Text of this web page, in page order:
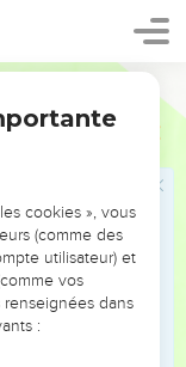
bois pointues
les cordages de la
Barak s'était
l'action de Jaël
dans l'histoire
cette
que la
Sisera. D'autre
cookies », vous
(comme des
utilisateur) et
vos
dans
: